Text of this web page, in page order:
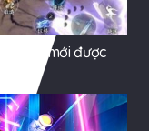
cầu mới được